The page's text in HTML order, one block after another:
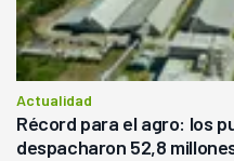
Actualidad
Récord para el agro: los
despacharon 52,8